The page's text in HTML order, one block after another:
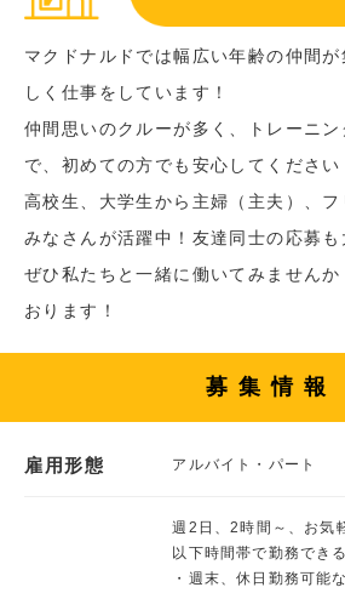
マクドナルドでは幅広い年齢の仲間
しく仕事をしています！
仲間思いのクルーが多く、トレーニ
で、初めての方でも安心してください
高校生、大学生から主婦（主夫）、
みなさんが活躍中！友達同士の応募も
ぜひ私たちと一緒に働いてみません
おります！
募集情報
雇用形態 アルバイト・パート
週2日、2時間～、お気
以下時間帯で勤務でき
・週末、休日勤務可能